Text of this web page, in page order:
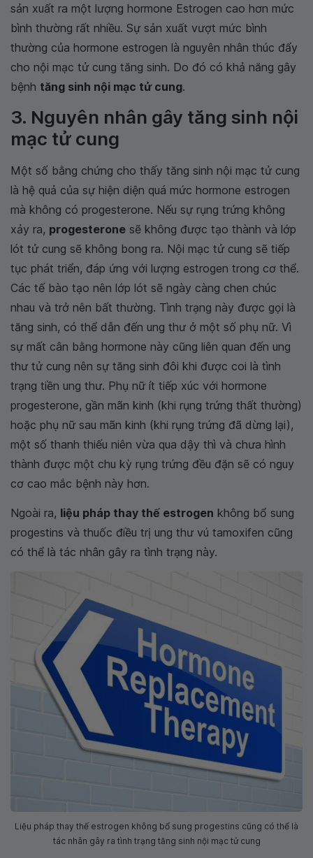
sản xuất ra một lượng hormone Estrogen cao hơn mức
bình thường rất nhiều. Sự sản xuất vượt mức bình
thường của hormone estrogen là nguyên nhân thúc đẩy
cho nội mạc tử cung tăng sinh. Do đó có khả năng gây
bệnh tăng sinh nội mạc tử cung.
3. Nguyên nhân gây tăng sinh nội
mạc tử cung
Một số bằng chứng cho thấy tăng sinh nội mạc tử cung
là hệ quả của sự hiện diện quá mức hormone estrogen
mà không có progesterone. Nếu sự rụng trứng không
xảy ra, progesterone sẽ không được tạo thành và lớp
lót tử cung sẽ không bong ra. Nội mạc tử cung sẽ tiếp
tục phát triển, đáp ứng với lượng estrogen trong cơ thể.
Các tế bào tạo nên lớp lót sẽ ngày càng chen chúc
nhau và trở nên bất thường. Tình trạng này được gọi là
tăng sinh, có thể dẫn đến ung thư ở một số phụ nữ. Vì
sự mất cân bằng hormone này cũng liên quan đến ung
thư tử cung nên sự tăng sinh đôi khi được coi là tình
trạng tiền ung thư. Phụ nữ ít tiếp xúc với hormone
progesterone, gần mãn kinh (khi rụng trứng thất thường)
hoặc phụ nữ sau mãn kinh (khi rụng trứng đã dừng lại),
một số thanh thiếu niên vừa qua dậy thì và chưa hình
thành được một chu kỳ rụng trứng đều đặn sẽ có nguy
cơ cao mắc bệnh này hơn.
Ngoài ra, liệu pháp thay thế estrogen không bổ sung
progestins và thuốc điều trị ung thư vú tamoxifen cũng
có thể là tác nhân gây ra tình trạng này.
Liệu pháp thay thế estrogen không bổ sung progestins cũng có thể là
tác nhân gây ra tình trạng tăng sinh nội mạc tử cung